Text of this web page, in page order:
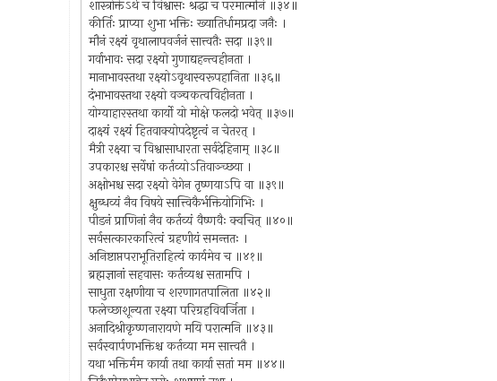
शास्त्रोक्तेऽर्थे च विश्वासः श्रद्धा च परमात्मनि ॥३४॥
कीर्तिः प्राप्या शुभा भक्तिः ख्यातिर्धामप्रदा जनैः ।
मौनं रक्ष्यं वृथालापवर्जनं सात्त्वतैः सदा ॥३९॥
गर्वाभावः सदा रक्ष्यो गुणाद्यहन्त्वहीनता ।
मानाभावस्तथा रक्ष्योऽवृथास्वरूपहानिता ॥३६॥
दंभाभावस्तथा रक्ष्यो वञ्चकत्वविहीनता ।
योग्याहारस्तथा कार्यो यो मोक्षे फलदो भवेत् ॥३७॥
दाक्ष्यं रक्ष्यं हितवाक्योपदेष्टृत्वं न चेतरत् ।
मैत्री रक्ष्या च विश्वासाधारता सर्वदेहिनाम् ॥३८॥
उपकारश्च सर्वेषां कर्तव्योऽतिवाञ्च्छया ।
अक्षोभश्च सदा रक्ष्यो वेगेन तृष्णयाऽपि वा ॥३९॥
क्षुब्धव्यं नैव विषये सात्त्विकैर्भक्तियोगिभिः ।
पीडनं प्राणिनां नैव कर्तव्यं वैष्णवैः क्वचित् ॥४०॥
सर्वसत्कारकारित्वं ग्रहणीयं समन्ततः ।
अनिष्टाप्तपराभूतिराहित्यं कार्यमेव च ॥४१॥
ब्रह्मज्ञानां सहवासः कर्तव्यश्च सतामपि ।
साधुता रक्षणीया च शरणागतपालिता ॥४२॥
फलेच्छाशून्यता रक्ष्या परिग्रहविवर्जिता ।
अनादिश्रीकृष्णनारायणे मयि परात्मनि ॥४३॥
सर्वस्वार्पणभक्तिश्च कर्तव्या मम सात्त्वतै ।
यथा भक्तिर्मम कार्या तथा कार्या सतां मम ॥४४॥